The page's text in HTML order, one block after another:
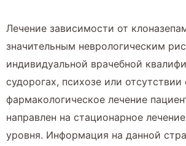
Лечение зависимости от
значительным неврологическим
индивидуальной врачебной
судорогах, психозе или отсутствии
фармакологическое лечение
направлен на стационарное
уровня. Информация на данной